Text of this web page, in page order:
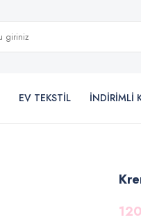
EV TEKSTİL İNDİRİMLİ